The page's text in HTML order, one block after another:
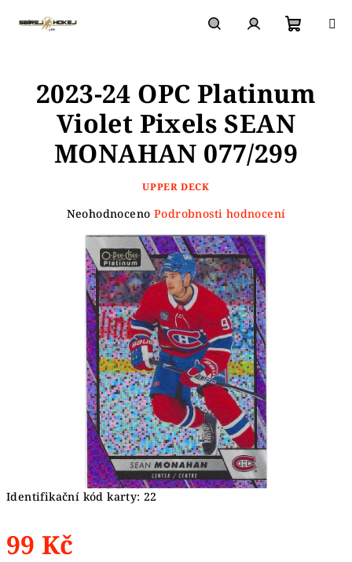
košík
Identifikační kód karty: 22
99 Kč
2023-24 OPC Platinum
Violet Pixels SEAN
MONAHAN 077/299
UPPER DECK
Průměrné
produktu
hvězdiček.
Neohodnoceno Podrobnosti hodnocení